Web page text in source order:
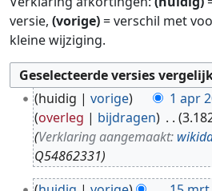
versie, (vorige)= verschil met
kleine wijziging.
huidig vorige 1 apr
overleg
bijdragen
Verklaring aangemaakt:
Q54862331